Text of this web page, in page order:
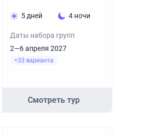
5 дней 4 ночи
Даты набора групп
2—6 апреля 2027
+33 варианта
Смотреть тур